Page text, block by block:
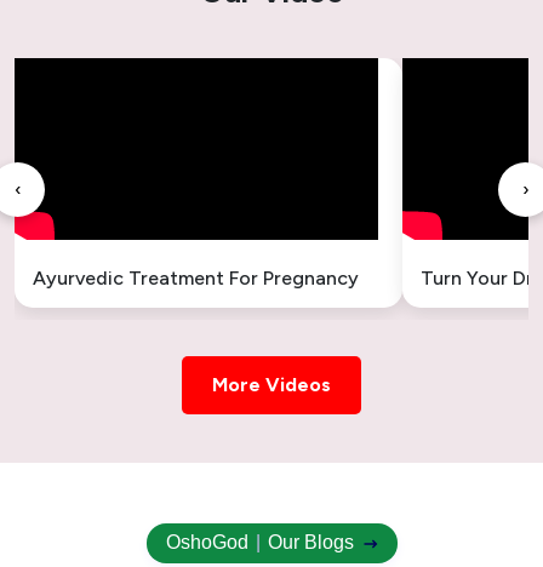
‹
Ayurvedic Treatment For Pregnancy Turn Your
›
More Videos
OshoGod Our Blogs